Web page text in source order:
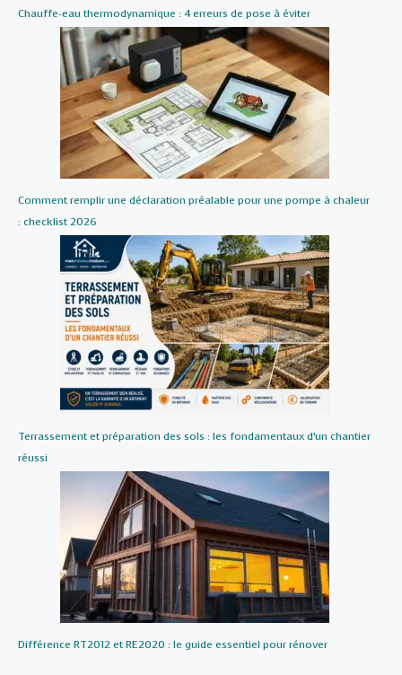
Chauffe-eau thermodynamique : 4 erreurs de pose à éviter
Comment remplir une déclaration préalable pour une pompe à chaleur
: checklist 2026
Terrassement et préparation des sols : les fondamentaux d’un chantier
réussi
Différence RT2012 et RE2020 : le guide essentiel pour rénover